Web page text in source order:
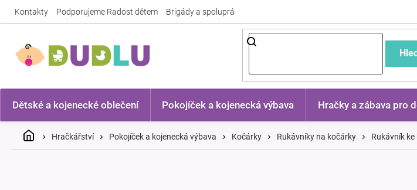
Kontakty Podporujeme Radost dětem Brigády a spolupráce
Dětské a kojenecké oblečení Pokojíček a kojenecká výbava Hračky a zábava pro
DomůHračkářství Pokojíček a kojenecká výbava Kočárky Rukávníky na kočárky Rukávník